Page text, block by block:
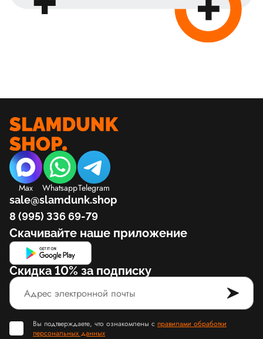
Max WhatsappTelegram
sale@slamdunk.shop
8 (995) 336 69-79
Скачивайте наше приложение
Скидка 10% за подписку
Вы подтверждаете, что ознакомлены с правилами обработки
персональных данных